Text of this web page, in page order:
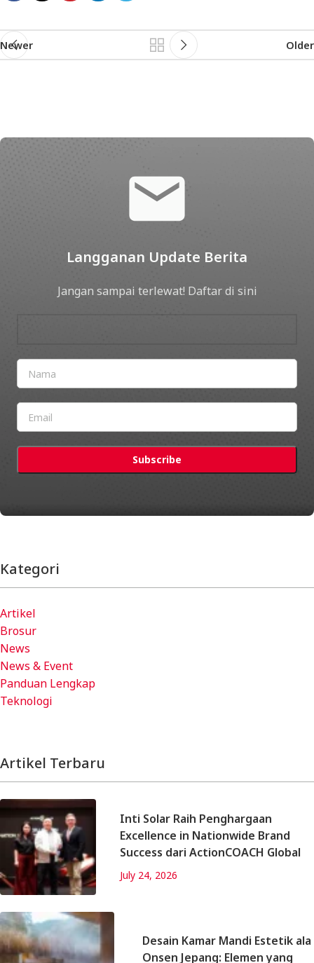
Newer Older
Langganan Update Berita
Jangan sampai terlewat! Daftar di sini
Kategori
Artikel
Brosur
News
News & Event
Panduan Lengkap
Teknologi
Artikel Terbaru
Inti Solar Raih Penghargaan
Excellence in Nationwide Brand
Success dari ActionCOACH Global
July 24, 2026
Desain Kamar Mandi Estetik ala
Onsen Jepang: Elemen yang